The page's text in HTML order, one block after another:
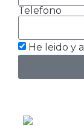
Telefono
He leido y